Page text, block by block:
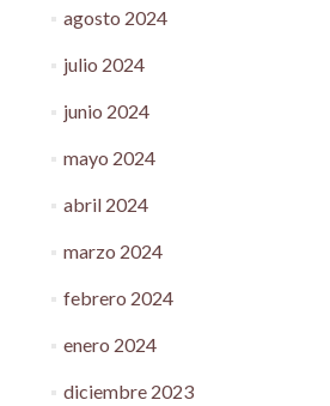
agosto 2024
julio 2024
junio 2024
mayo 2024
abril 2024
marzo 2024
febrero 2024
enero 2024
diciembre 2023